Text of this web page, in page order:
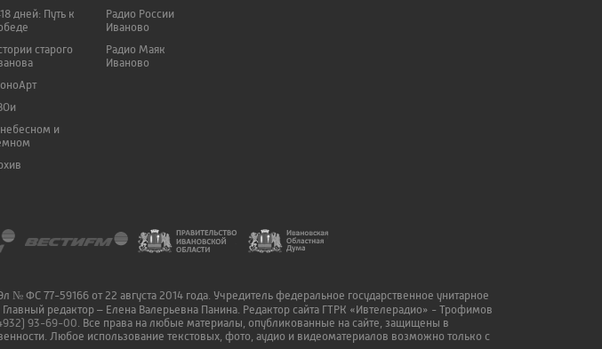
дней: Путь к
старого
и
Радио России
Иваново
Радио Маяк
Иваново
ФС 77-59166 от 22 августа 2014 года. Учредитель федеральное государственное унитарное
редактор – Елена Валерьевна Панина. Редактор сайта ГТРК «Ивтелерадио» - Трофимов
93-69-00 . Все права на любые материалы, опубликованные на сайте, защищены в
Любое использование текстовых, фото, аудио и видеоматериалов возможно только с